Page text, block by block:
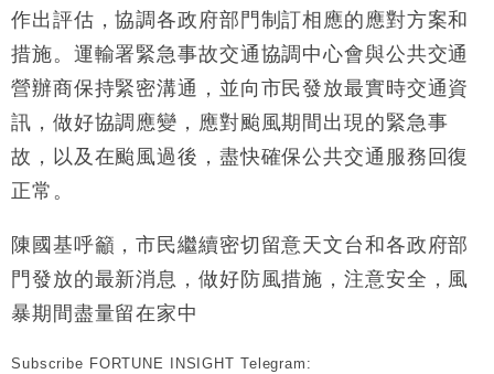
作出評估，協調各政府部門制訂相應的應對方案和
措施。運輸署緊急事故交通協調中心會與公共交通
營辦商保持緊密溝通，並向市民發放最實時交通資
訊，做好協調應變，應對颱風期間出現的緊急事
故，以及在颱風過後，盡快確保公共交通服務回復
正常。
陳國基呼籲，市民繼續密切留意天文台和各政府部
門發放的最新消息，做好防風措施，注意安全，風
暴期間盡量留在家中
Subscribe FORTUNE INSIGHT Telegram: